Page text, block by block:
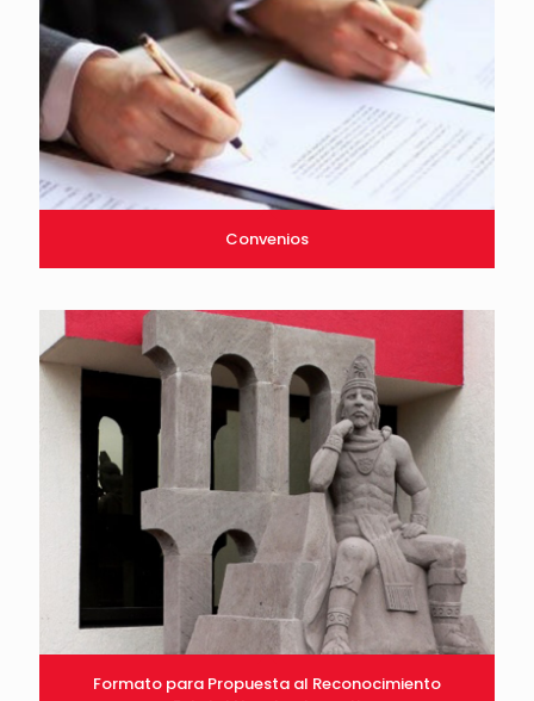
Convenios
Formato para Propuesta al Reconocimiento